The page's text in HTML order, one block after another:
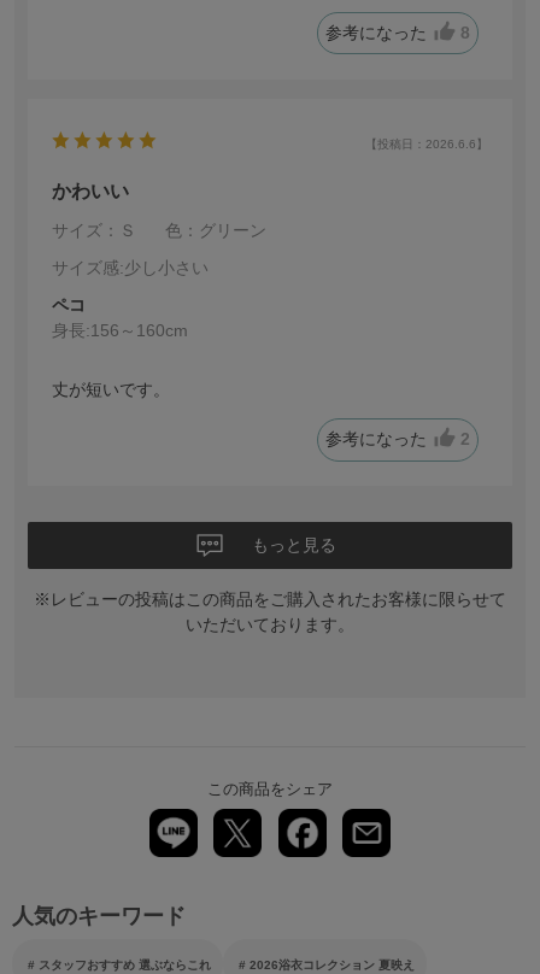
参考になった 8
【投稿日：2026.6.6】
かわいい
サイズ：Ｓ
色：グリーン
サイズ感:少し小さい
ペコ
身長:156～160cm
丈が短いです。
参考になった 2
もっと見る
※レビューの投稿はこの商品をご購入されたお客様に限らせて
いただいております。
この商品をシェア
人気のキーワード
スタッフおすすめ 選ぶならこれ 2026浴衣コレクション 夏映え